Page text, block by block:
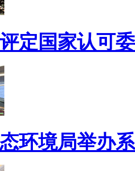
定国家认可
环境局举办